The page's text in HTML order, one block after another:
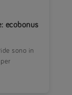
ecobonus
sono in